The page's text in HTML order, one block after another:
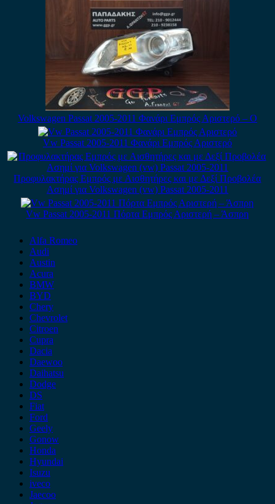
Volkswagen Passat 2005-2011 Φανάρι Εμπρός Αριστερό – Ο
Vw Passat 2005-2011 Φανάρι Εμπρός Αριστερό
Προφυλακτήρας Εμπρός με Αισθητήρες και με Δεξί Προβολέα
Ασημί για Volkswagen (vw) Passat 2005-2011
Vw Passat 2005-2011 Πόρτα Εμπρός Αριστερή – Άσπρη
Alfa Romeo
Audi
Austin
Acura
BMW
BYD
Chery
Chevrolet
Citroen
Cupra
Dacia
Daewoo
Daihatsu
Dodge
DS
Fiat
Ford
Geely
Gonow
Honda
Hyundai
Isuzu
iveco
Jaecoo